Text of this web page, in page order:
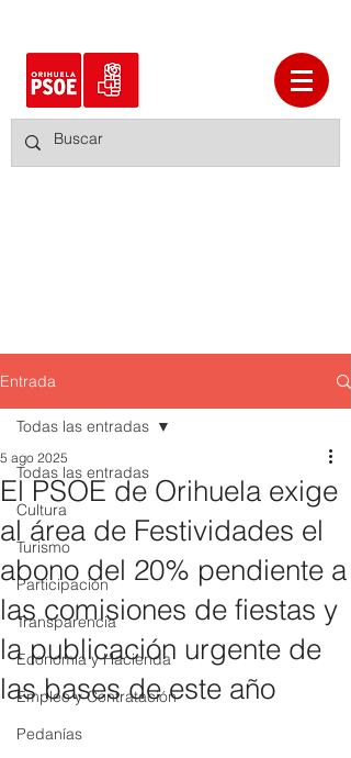
Entrada
Todas las entradas
Cultura
Turismo
Participación
Transparencia
Economía y Hacienda
Empleo y Contratación
Pedanías
Todas las entradas
El PSOE de Orihuela exige
al área de Festividades el
abono del 20% pendiente a
las comisiones de fiestas y
la publicación urgente de
las bases de este año
5 ago 2025